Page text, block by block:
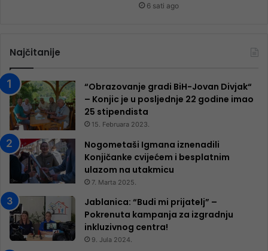
6 sati ago
Najčitanije
“Obrazovanje gradi BiH-Jovan Divjak“
– Konjic je u posljednje 22 godine imao
25 ​​stipendista
15. Februara 2023.
Nogometaši Igmana iznenadili
Konjičanke cvijećem i besplatnim
ulazom na utakmicu
7. Marta 2025.
Jablanica: “Budi mi prijatelj” –
Pokrenuta kampanja za izgradnju
inkluzivnog centra!
9. Jula 2024.